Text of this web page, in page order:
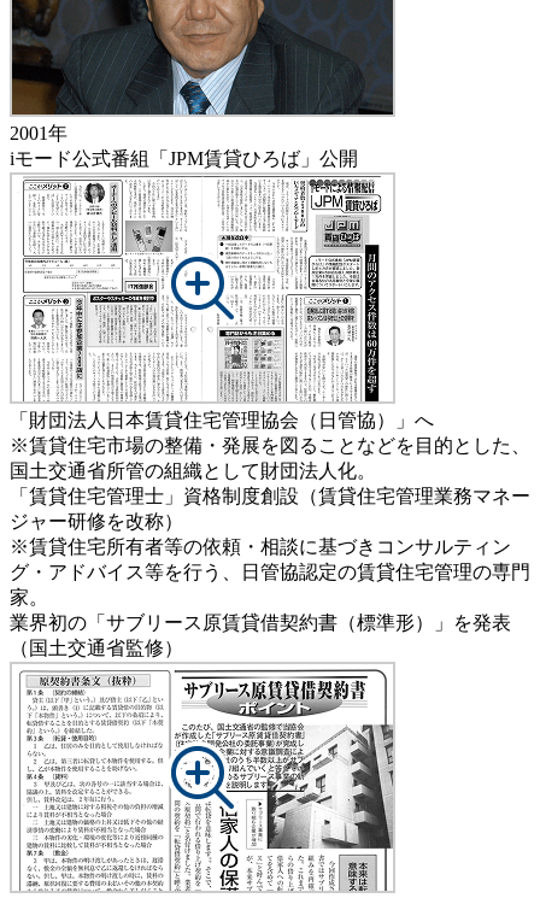
2001年
iモード公式番組「JPM賃貸ひろば」公開
「財団法人日本賃貸住宅管理協会（日管協）」へ
※賃貸住宅市場の整備・発展を図ることなどを目的とした、
国土交通省所管の組織として財団法人化。
「賃貸住宅管理士」資格制度創設（賃貸住宅管理業務マネー
ジャー研修を改称）
※賃貸住宅所有者等の依頼・相談に基づきコンサルティン
グ・アドバイス等を行う、日管協認定の賃貸住宅管理の専門
家。
業界初の「サブリース原賃貸借契約書（標準形）」を発表
（国土交通省監修）